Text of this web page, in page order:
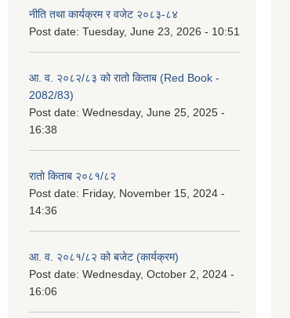
नीति तथा कार्यक्रम र वजेट २०८३-८४
Post date: Tuesday, June 23, 2026 - 10:51
आ. व. २०८२/८३ को रातो किताब (Red Book -
2082/83)
Post date: Wednesday, June 25, 2025 -
16:38
रातो किताब २०८१/८२
Post date: Friday, November 15, 2024 -
14:36
आ. व. २०८१/८२ को बजेट (कार्यक्रम)
Post date: Wednesday, October 2, 2024 -
16:06